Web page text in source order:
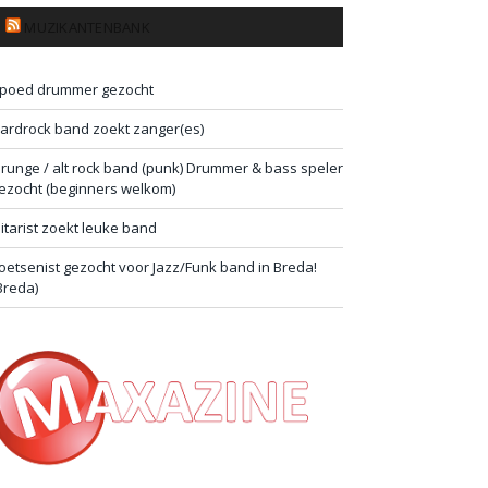
drummer gezocht
band zoekt zanger(es)
/ alt rock band (punk) Drummer & bass speler
(beginners welkom)
zoekt leuke band
gezocht voor Jazz/Funk band in Breda!